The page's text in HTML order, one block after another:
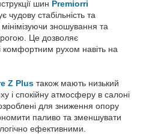
шин Premiorri
чудову стабільність та
зношування та
Це дозволяє
комфортним рухом навіть на
Z Plus також мають низький
і спокійну атмосферу в салоні
для зниження опору
паливо та зменшувати
ефективними.